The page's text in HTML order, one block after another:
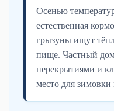
Осенью
естественная
грызуны ищут
пище. Частный
перекрытиями и
место для